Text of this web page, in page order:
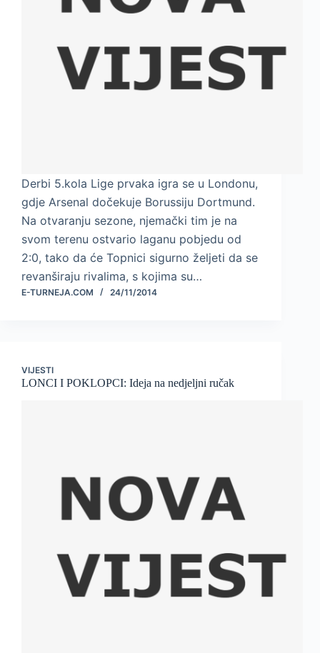
Derbi 5.kola Lige prvaka igra se u Londonu,
gdje Arsenal dočekuje Borussiju Dortmund.
Na otvaranju sezone, njemački tim je na
svom terenu ostvario laganu pobjedu od
2:0, tako da će Topnici sigurno željeti da se
revanširaju rivalima, s kojima su…
E-TURNEJA.COM 24/11/2014
VIJESTI
LONCI I POKLOPCI: Ideja na nedjeljni ručak